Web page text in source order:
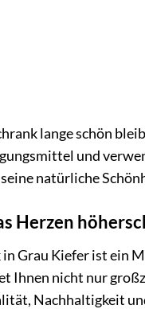
lange schön
und
natürliche
Herzen
Grau Kiefer ist ein
Ihnen nicht nur
Nachhaltigkeit